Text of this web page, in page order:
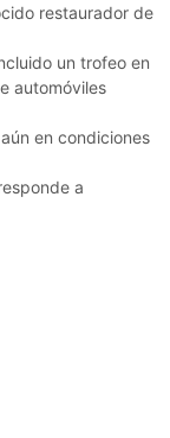
restaurador de
un trofeo en
automóviles
en condiciones
a